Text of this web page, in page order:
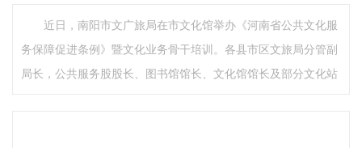
近日，南阳市文广旅局在市文化馆举办《河南省公共文化服
务保障促进条例》暨文化业务骨干培训。各县市区文旅局分管副
局长，公共服务股股长、图书馆馆长、文化馆馆长及部分文化站